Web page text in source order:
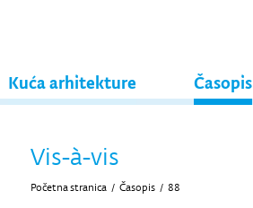
Kuća arhitekture Časopis
Vis-à-vis
Početna stranica / Časopis / 88